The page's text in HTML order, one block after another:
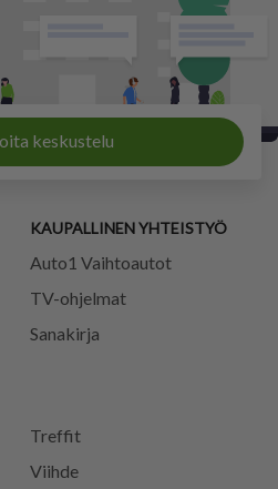
keskustelu
Treffit
Viihde
KAUPALLINEN YHTEISTYÖ
Auto1 Vaihtoautot
TV-ohjelmat
Sanakirja